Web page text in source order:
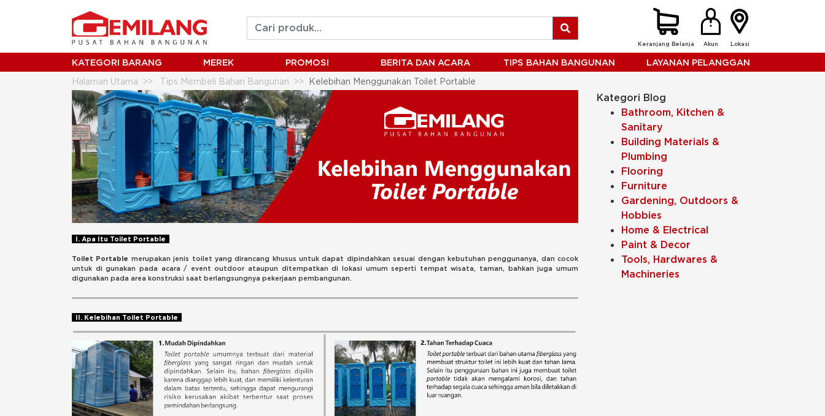
Keranjang Belanja Akun Lokasi
KATEGORI BARANG MEREK PROMOSI BERITA DAN ACARA TIPS BAHAN BANGUNAN LAYANAN PELANGGAN
Halaman Utama Tips Membeli Bahan Bangunan Kelebihan Menggunakan Toilet Portable
I. Apa Itu Toilet Portable
Toilet Portable merupakan jenis toilet yang dirancang khusus untuk dapat dipindahkan sesuai dengan kebutuhan penggunanya, dan cocok
untuk di gunakan pada acara / event outdoor ataupun ditempatkan di lokasi umum seperti tempat wisata, taman, bahkan juga umum
digunakan pada area konstruksi saat berlangsungnya pekerjaan pembangunan.
II. Kelebihan Toilet Portable
Kategori Blog
Bathroom, Kitchen &
Sanitary
Building Materials &
Plumbing
Flooring
Furniture
Gardening, Outdoors &
Hobbies
Home & Electrical
Paint & Decor
Tools, Hardwares &
Machineries